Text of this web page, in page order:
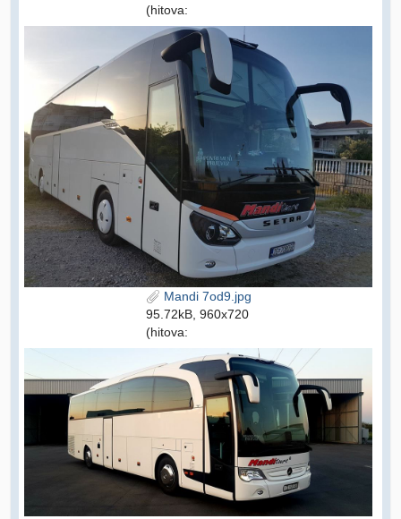
(hitova:
Mandi 7od9.jpg
95.72kB, 960x720
(hitova: